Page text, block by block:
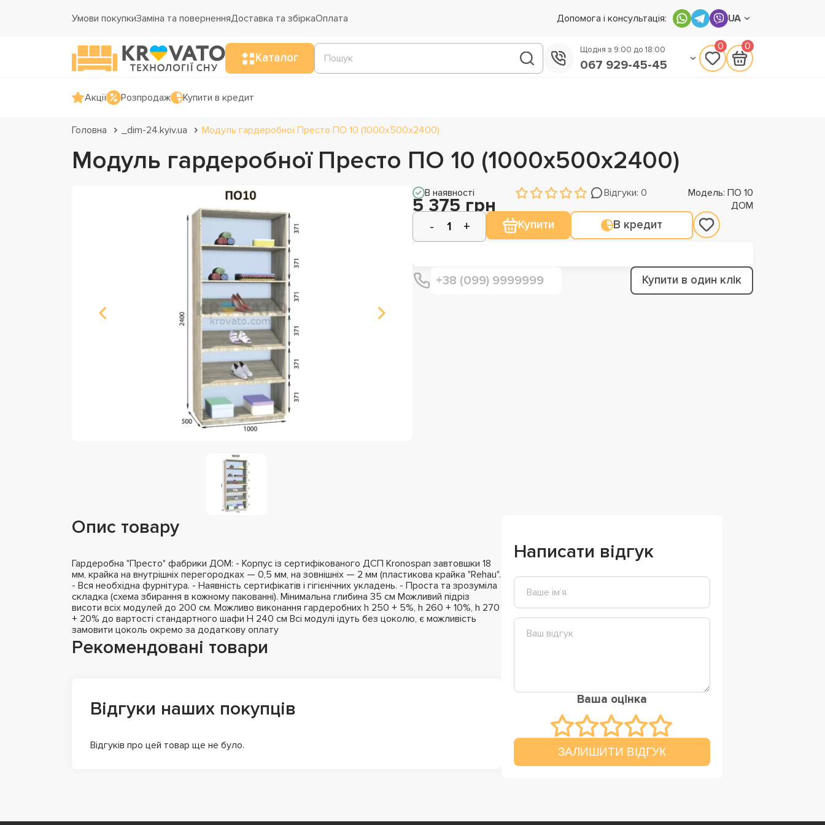
Умови покупкиЗаміна та поверненняДоставка та збіркаОплата Допомога і консультація: UA
Каталог
Щодня з 9:00 до 18:00
067 929-45-45
0 0
Акції Розпродаж Купити в кредит
Головна _dim-24.kyiv.ua Модуль гардеробної Престо ПО 10 (1000х500х2400)
Модуль гардеробної Престо ПО 10 (1000х500х2400)
В наявності Відгуки: 0 Модель: ПО 10
5 375 грн ДОМ
Купити В кредит
Купити в один клік
Опис товару
Гардеробна "Престо" фабрики ДОМ: - Корпус із сертифікованого ДСП Kronospan завтовшки 18
мм, крайка на внутрішніх перегородках — 0,5 мм, на зовнішніх — 2 мм (пластикова крайка "Rehau".
- Вся необхідна фурнітура. - Наявність сертифікатів і гігієнічних укладень. - Проста та зрозуміла
складка (схема збирання в кожному пакованні). Мінимальна глибина 35 см Можливий підріз
висоти всіх модулей до 200 см. Можливо виконання гардеробних h 250 + 5%, h 260 + 10%, h 270
+ 20% до вартості стандартного шафи H 240 см Всі модулі ідуть без цоколю, є можливість
замовити цоколь окремо за додаткову оплату
Рекомендовані товари
Відгуки наших покупців
Відгуків про цей товар ще не було.
Написати відгук
Ваша оцінка
ЗАЛИШИТИ ВІДГУК